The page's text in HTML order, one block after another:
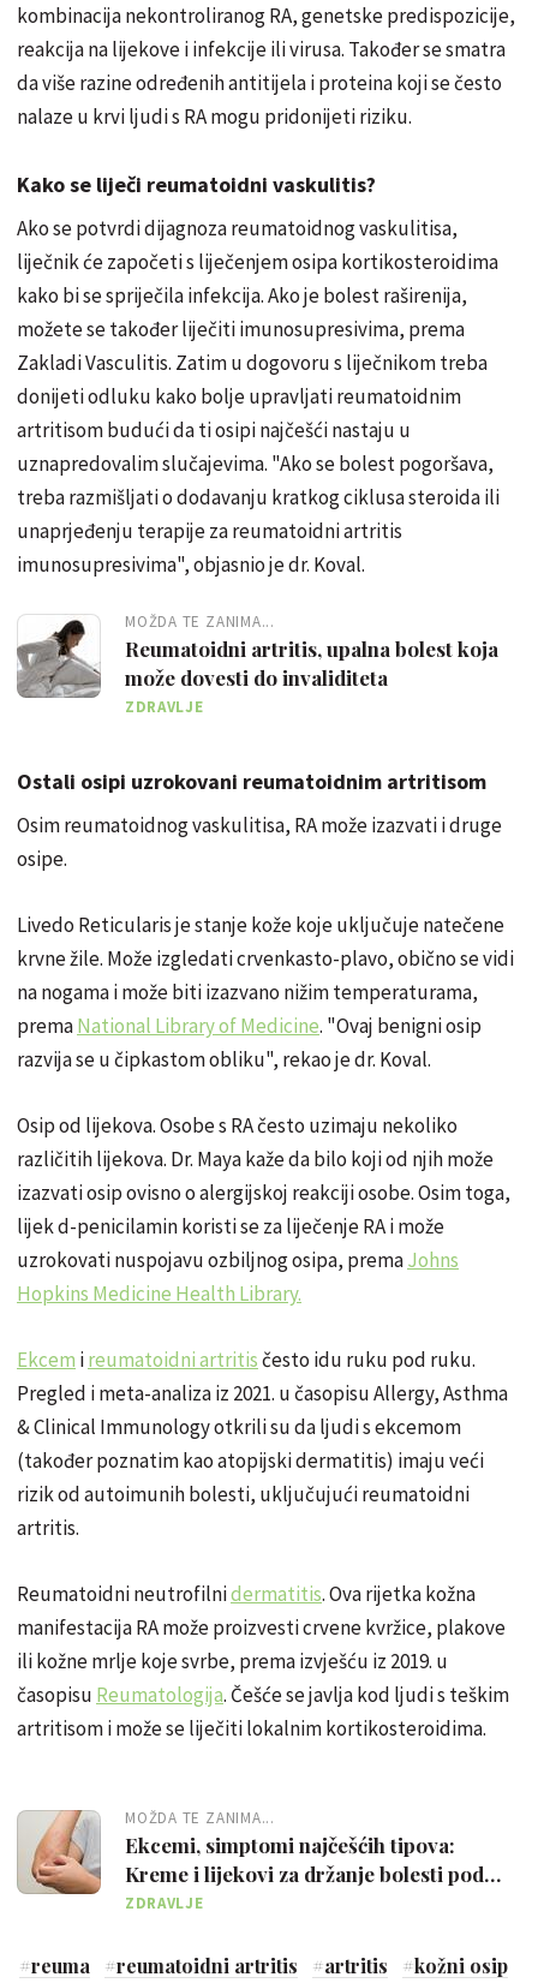
kombinacija nekontroliranog RA, genetske predispozicije,
reakcija na lijekove i infekcije ili virusa. Također se smatra
da više razine određenih antitijela i proteina koji se često
nalaze u krvi ljudi s RA mogu pridonijeti riziku.
Kako se liječi reumatoidni vaskulitis?
Ako se potvrdi dijagnoza reumatoidnog vaskulitisa,
liječnik će započeti s liječenjem osipa kortikosteroidima
kako bi se spriječila infekcija. Ako je bolest raširenija,
možete se također liječiti imunosupresivima, prema
Zakladi Vasculitis. Zatim u dogovoru s liječnikom treba
donijeti odluku kako bolje upravljati reumatoidnim
artritisom budući da ti osipi najčešći nastaju u
uznapredovalim slučajevima. "Ako se bolest pogoršava,
treba razmišljati o dodavanju kratkog ciklusa steroida ili
unaprjeđenju terapije za reumatoidni artritis
imunosupresivima", objasnio je dr. Koval.
MOŽDA TE ZANIMA...
Reumatoidni artritis, upalna bolest koja
može dovesti do invaliditeta
ZDRAVLJE
Ostali osipi uzrokovani reumatoidnim artritisom
Osim reumatoidnog vaskulitisa, RA može izazvati i druge
osipe.
Livedo Reticularis je stanje kože koje uključuje natečene
krvne žile. Može izgledati crvenkasto-plavo, obično se vidi
na nogama i može biti izazvano nižim temperaturama,
premaNational Library of Medicine. "Ovaj benigni osip
razvija se u čipkastom obliku", rekao je dr. Koval.
Osip od lijekova. Osobe s RA često uzimaju nekoliko
različitih lijekova. Dr. Maya kaže da bilo koji od njih može
izazvati osip ovisno o alergijskoj reakciji osobe. Osim toga,
lijek d-penicilamin koristi se za liječenje RA i može
uzrokovati nuspojavu ozbiljnog osipa, premaJohns
Hopkins Medicine Health Library.
Ekcem ireumatoidni artritisčesto idu ruku pod ruku.
Pregled i meta-analiza iz 2021. u časopisu Allergy, Asthma
& Clinical Immunology otkrili su da ljudi s ekcemom
(također poznatim kao atopijski dermatitis) imaju veći
rizik od autoimunih bolesti, uključujući reumatoidni
artritis.
Reumatoidni neutrofilnidermatitis. Ova rijetka kožna
manifestacija RA može proizvesti crvene kvržice, plakove
ili kožne mrlje koje svrbe, prema izvješću iz 2019. u
časopisu Reumatologija. Češće se javlja kod ljudi s teškim
artritisom i može se liječiti lokalnim kortikosteroidima.
MOŽDA TE ZANIMA...
Ekcemi, simptomi najčešćih tipova:
Kreme i lijekovi za držanje bolesti pod
kontrolom
ZDRAVLJE
#reuma #reumatoidni artritis #artritis #kožni osip